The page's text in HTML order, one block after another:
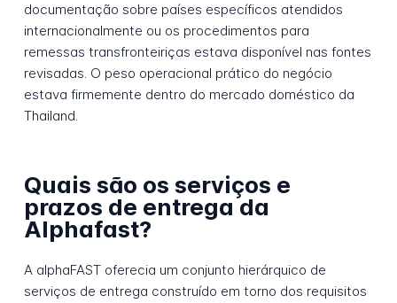
documentação sobre países específicos atendidos
internacionalmente ou os procedimentos para
remessas transfronteiriças estava disponível nas fontes
revisadas. O peso operacional prático do negócio
estava firmemente dentro do mercado doméstico da
Thailand.
Quais são os serviços e
prazos de entrega da
Alphafast?
A alphaFAST oferecia um conjunto hierárquico de
serviços de entrega construído em torno dos requisitos